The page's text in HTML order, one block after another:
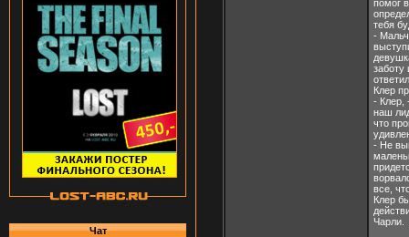
Чат
помог
тебя
-
заботу
Клер
- Клер,
наш
что
- Не
все,
Клер
Чарли.